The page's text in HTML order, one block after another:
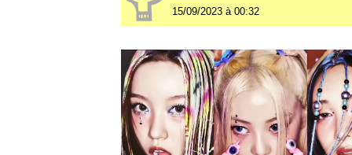
15/09/2023 à 00:32